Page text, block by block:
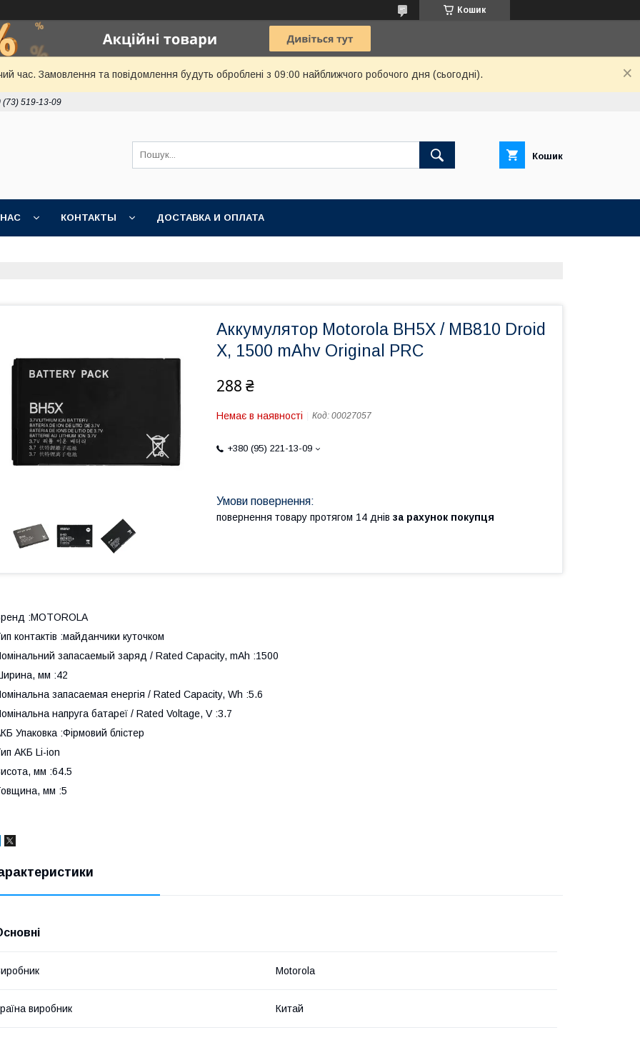
Кошик
час. Замовлення та повідомлення будуть оброблені з 09:00 найближчого робочого дня (сьогодні).
(73) 519-13-09
Кошик
КОНТАКТЫ ДОСТАВКА И ОПЛАТА
Аккумулятор Motorola BH5X / MB810 Droid
X, 1500 mAhv Original PRC
288 ₴
Немає в наявності Код: 00027057
+380 (95) 221-13-09
повернення товару протягом 14 днів за рахунок покупця
:MOTOROLA
контактів :майданчики куточком
запасаемый заряд / Rated Capacity, mAh :1500
мм :42
запасаемая енергія / Rated Capacity, Wh :5.6
напруга батареї / Rated Voltage, V :3.7
Упаковка :Фірмовий блістер
АКБ Li-ion
мм :64.5
мм :5
Motorola
виробник Китай